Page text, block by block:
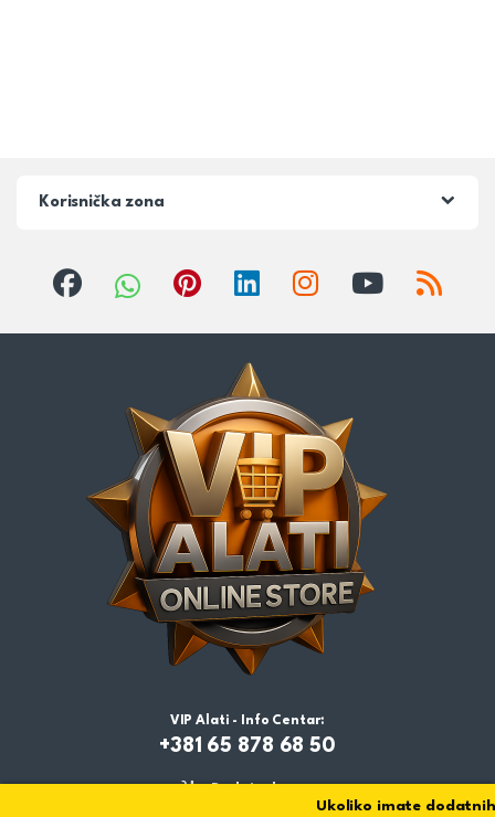
Dodaj u korpu
Korisnička zona
VIP Alati - Info Centar:
+381 65 878 68 50
Ukoliko imate